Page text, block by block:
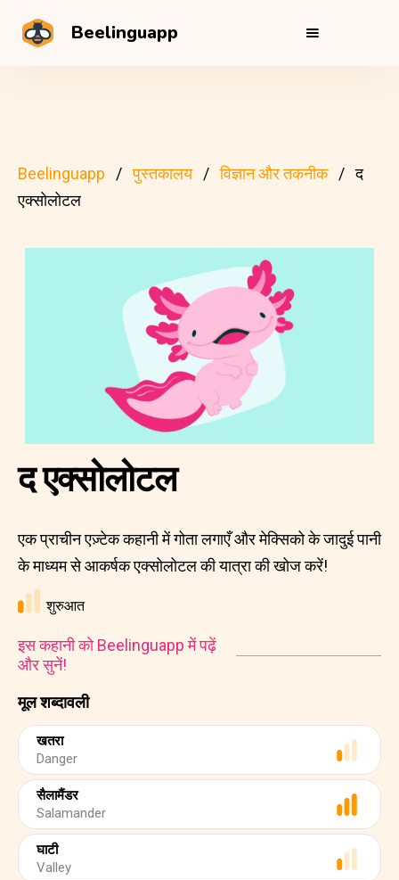
Beelinguapp
Beelinguapp पुस्तकालय विज्ञान और तकनीक
द
एक्सोलोटल
मूल शब्दावली
खतरा
Danger
सैलामैंडर
Salamander
घाटी
Valley
द एक्सोलोटल
एक प्राचीन एज़्टेक कहानी में गोता लगाएँ और मेक्सिको के जादुई पानी
के माध्यम से आकर्षक एक्सोलोटल की यात्रा की खोज करें!
शुरुआत
इस कहानी को Beelinguapp में पढ़ें
और सुनें!